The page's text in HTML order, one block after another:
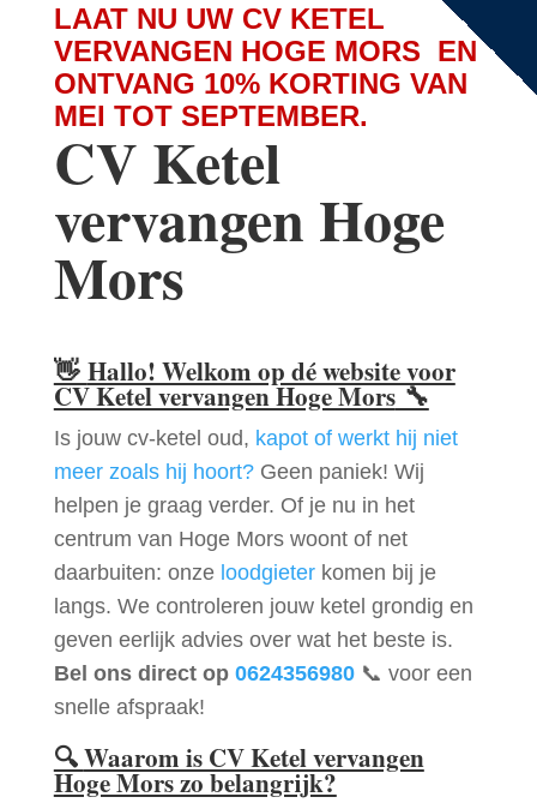
LAAT NU UW CV KETEL
VERVANGEN HOGE MORS EN
ONTVANG 10% KORTING VAN
MEI TOT SEPTEMBER.
CV Ketel
vervangen Hoge
Mors
👋 Hallo! Welkom op dé website voor
CV Ketel vervangen Hoge Mors🔧
Is jouw cv-ketel oud, kapot of werkt hij niet
meer zoals hij hoort?Geen paniek! Wij
helpen je graag verder. Of je nu in het
centrum van Hoge Mors woont of net
daarbuiten: onze loodgieterkomen bij je
langs. We controleren jouw ketel grondig en
geven eerlijk advies over wat het beste is.
Bel ons direct op 0624356980📞 voor een
snelle afspraak!
🔍Waarom is CV Ketel vervangen
Hoge Mors zo belangrijk?